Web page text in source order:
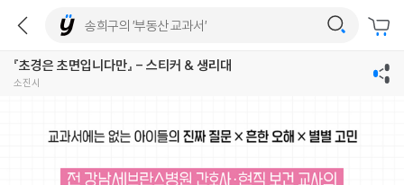
『초경은 초면입니다만』 - 스티커 & 생리대
소진시